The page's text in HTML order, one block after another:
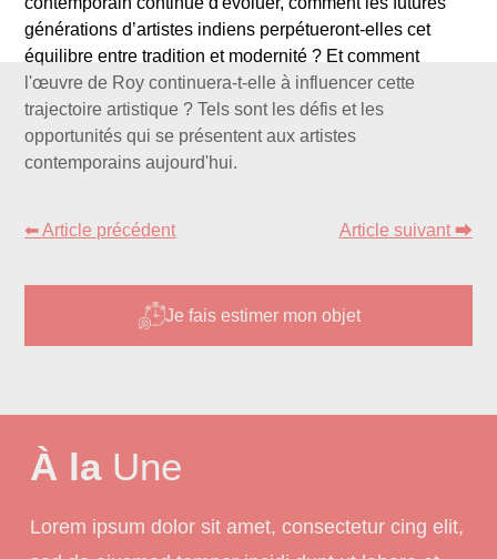
générations d’artistes indiens perpétueront-elles cet
équilibre entre tradition et modernité ? Et comment
l'œuvre de Roy continuera-t-elle à influencer cette
trajectoire artistique ? Tels sont les défis et les
opportunités qui se présentent aux artistes
contemporains aujourd'hui.
⬅ Article précédent Article suivant ⮕
Je fais estimer mon objet
À laUne
Lorem ipsum dolor sit amet, consectetur cing elit,